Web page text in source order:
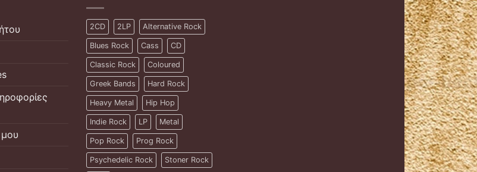
2CD 2LP Alternative Rock
Blues Rock Cass CD
Classic Rock Coloured
Greek Bands Hard Rock
Heavy Metal Hip Hop
Indie Rock LP Metal
Pop Rock Prog Rock
Psychedelic Rock Stoner Rock